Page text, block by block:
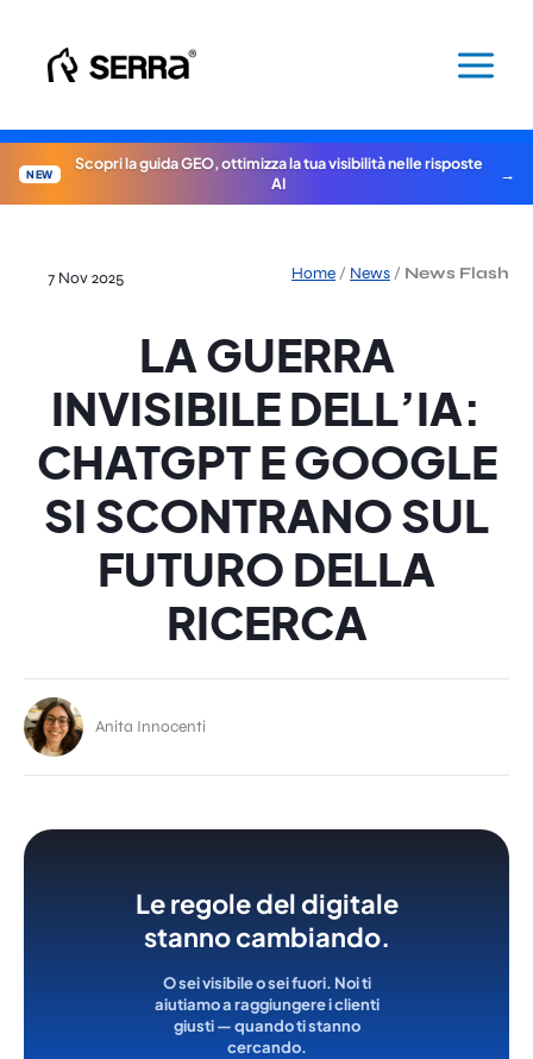
contenuto
NEW
Scopri la guida GEO, ottimizza la tua visibilità nelle risposte
AI
Home / News / News Flash
7 Nov 2025
LA GUERRA
INVISIBILE DELL’IA:
CHATGPT E GOOGLE
SI SCONTRANO SUL
FUTURO DELLA
RICERCA
Anita Innocenti
Le regole del digitale
stanno cambiando.
O sei visibile o sei fuori. Noi ti
aiutiamo a raggiungere i clienti
giusti — quando ti stanno
cercando.